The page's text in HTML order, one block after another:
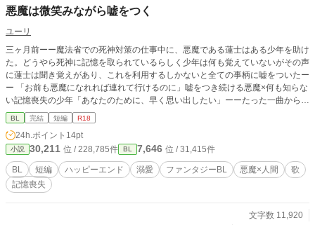
悪魔は微笑みながら嘘をつく
ユーリ
三ヶ月前ーー魔法省での死神対策の仕事中に、悪魔である蓮士はある少年を助け
た。どうやら死神に記憶を取られているらしく少年は何も覚えていないがその声
に蓮士は聞き覚えがあり、これを利用するしかないと全ての事柄に嘘をついたー
ー 「お前も悪魔になれれば連れて行けるのに」嘘をつき続ける悪魔×何も知らな
い記憶喪失の少年「あなたのために、早く思い出したい」ーーたった一曲から始
まった悪魔の恋。だから悪魔は微笑みながら嘘をつく。
BL 完結 短編 R18
24h.ポイント 14pt
小説 30,211 位 / 228,785件 BL 7,646 位 / 31,415件
BL 短編 ハッピーエンド 溺愛 ファンタジーBL 悪魔×人間
歌
記憶喪失
文字数 11,920